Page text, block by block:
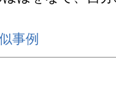
事例